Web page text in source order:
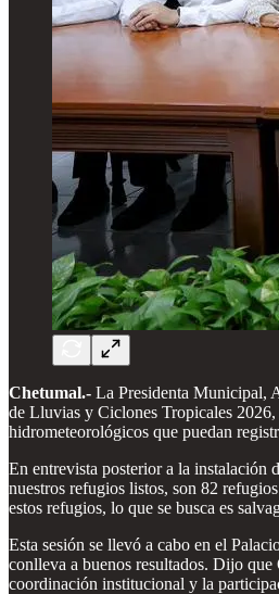
Chetumal.- La Presidenta Municipal,
de Lluvias y Ciclones Tropicales
hidrometeorológicos que puedan
En entrevista posterior a la instalación
nuestros refugios listos, son 82
estos refugios, lo que se busca es
Esta sesión se llevó a cabo en el
conlleva a buenos resultados. Dijo
coordinación institucional y la